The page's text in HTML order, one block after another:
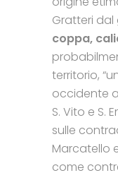
Gratteri dal
coppa,
territorio,
occidente
S. Vito e S.
sulle
Marcatello
come